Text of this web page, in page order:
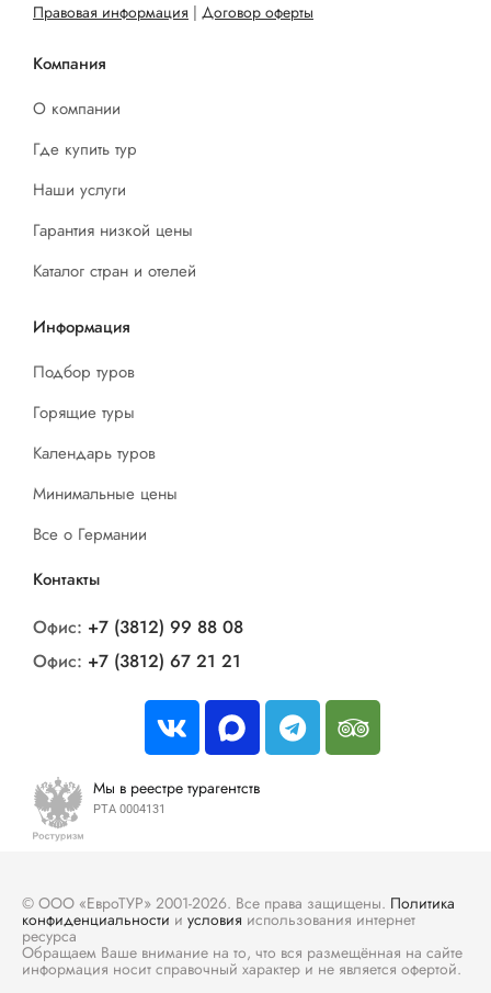
Правовая информация | Договор оферты
Компания
О компании
Где купить тур
Наши услуги
Гарантия низкой цены
Каталог стран и отелей
Информация
Подбор туров
Горящие туры
Календарь туров
Минимальные цены
Все о Германии
Контакты
Офис: +7 (3812) 99 88 08
Офис: +7 (3812) 67 21 21
Мы в реестре турагентств
РТА 0004131
© ООО «ЕвроТУР» 2001-2026. Все права защищены. Политика
конфиденциальности и условия использования интернет
ресурса
Обращаем Ваше внимание на то, что вся размещённая на сайте
информация носит справочный характер и не является офертой.